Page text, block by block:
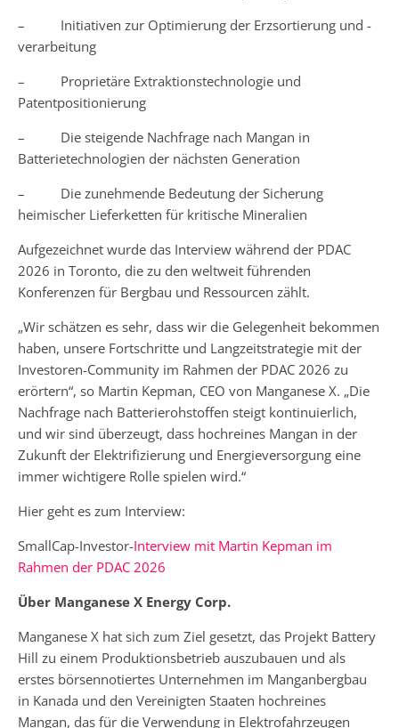
– Initiativen zur Optimierung der Erzsortierung und -
verarbeitung
– Proprietäre Extraktionstechnologie und
Patentpositionierung
– Die steigende Nachfrage nach Mangan in
Batterietechnologien der nächsten Generation
– Die zunehmende Bedeutung der Sicherung
heimischer Lieferketten für kritische Mineralien
Aufgezeichnet wurde das Interview während der PDAC
2026 in Toronto, die zu den weltweit führenden
Konferenzen für Bergbau und Ressourcen zählt.
„Wir schätzen es sehr, dass wir die Gelegenheit bekommen
haben, unsere Fortschritte und Langzeitstrategie mit der
Investoren-Community im Rahmen der PDAC 2026 zu
erörtern“, so Martin Kepman, CEO von Manganese X. „Die
Nachfrage nach Batterierohstoffen steigt kontinuierlich,
und wir sind überzeugt, dass hochreines Mangan in der
Zukunft der Elektrifizierung und Energieversorgung eine
immer wichtigere Rolle spielen wird.“
Hier geht es zum Interview:
SmallCap-Investor-Interview mit Martin Kepman im
Rahmen der PDAC 2026
Über Manganese X Energy Corp.
Manganese X hat sich zum Ziel gesetzt, das Projekt Battery
Hill zu einem Produktionsbetrieb auszubauen und als
erstes börsennotiertes Unternehmen im Manganbergbau
in Kanada und den Vereinigten Staaten hochreines
Mangan, das für die Verwendung in Elektrofahrzeugen